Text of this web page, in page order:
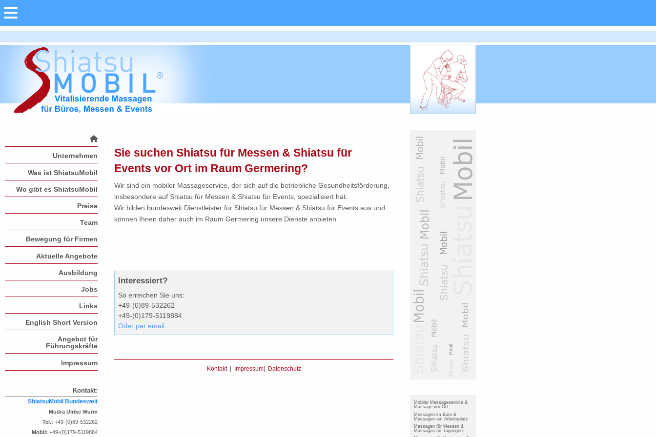
Unternehmen
Was ist ShiatsuMobil
Wo gibt es ShiatsuMobil
Preise
Team
Bewegung für Firmen
Aktuelle Angebote
Ausbildung
Jobs
Links
English Short Version
Angebot für
Führungskräfte
Impressum
Kontakt:
ShiatsuMobil Bundesweit
Mudra Ulrike Wurm
Tel.: +49-(0)89-532262
Mobil: +49-(0)179-5119884
Sie suchen Shiatsu für Messen & Shiatsu für
Events vor Ort im Raum Germering?
Wir sind ein mobiler Massageservice, der sich auf die betriebliche Gesundheitsförderung,
insbesondere auf Shiatsu für Messen & Shiatsu für Events, spezialisiert hat.
Wir bilden bundesweit Dienstleister für Shiatsu für Messen & Shiatsu für Events aus und
können Ihnen daher auch im Raum Germering unsere Dienste anbieten.
Interessiert?
So erreichen Sie uns:
+49-(0)89-532262
+49-(0)179-5119884
Oder per email
Kontakt| Impressum| Datenschutz
Mobiler Massageservice &
Massage vor Ort
Massagen im Büro &
Massagen am Arbeitsplatz
Massagen für Messen &
Massagen für Tagungen-